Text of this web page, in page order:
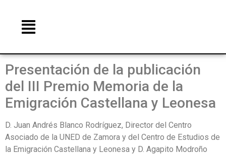
Presentación de la publicación
del III Premio Memoria de la
Emigración Castellana y Leonesa
D. Juan Andrés Blanco Rodríguez, Director del Centro
Asociado de la UNED de Zamora y del Centro de Estudios de
la Emigración Castellana y Leonesa y D. Agapito Modroño